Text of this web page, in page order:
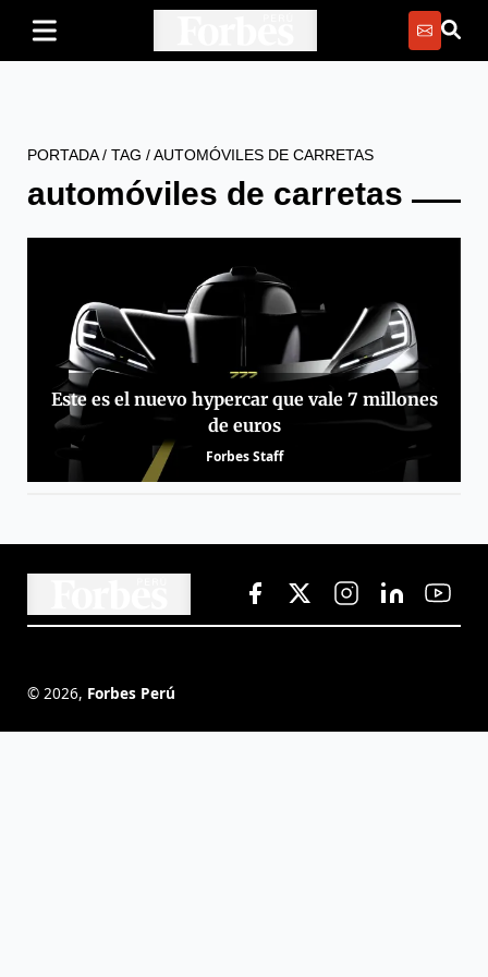
PORTADA/ TAG /AUTOMÓVILES DE CARRETAS
automóviles de carretas
Este es el nuevo hypercar que vale 7 millones
de euros
Forbes Staff
© 2026, Forbes Perú